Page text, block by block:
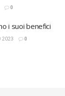
0
i suoi benefici
2023 0